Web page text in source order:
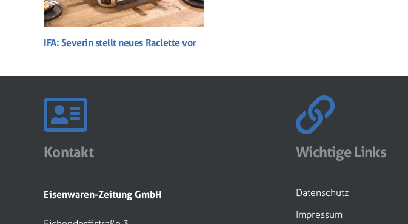
IFA: Severin stellt neues Raclette vor
Kontakt
Eisenwaren-Zeitung GmbH
Wichtige Links
Datenschutz
Impressum